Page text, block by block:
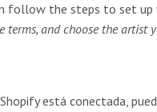
follow the steps to set up
terms, and choose the
está conectada,